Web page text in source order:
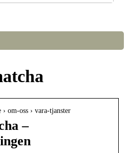
om-oss › vara-tjanster
–